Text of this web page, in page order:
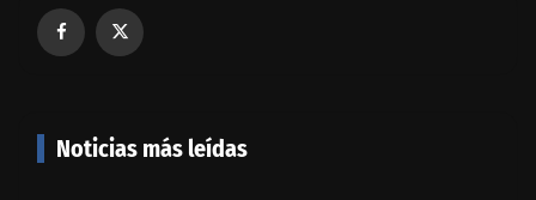
Noticias más leídas